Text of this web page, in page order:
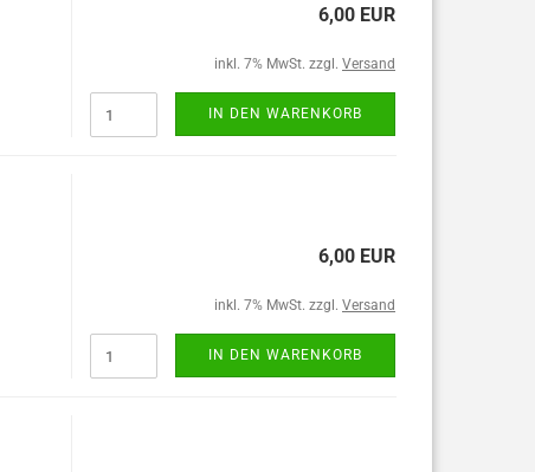
6,00 EUR
inkl. 7% MwSt. zzgl. Versand
IN DEN WARENKORB
6,00 EUR
inkl. 7% MwSt. zzgl. Versand
IN DEN WARENKORB